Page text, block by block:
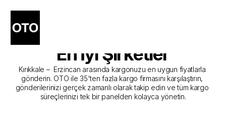
Kırıkkale - Erzincan Kargo
Gönderim Hizmeti Sunan
En İyi Şirketler
Kırıkkale –  Erzincan arasında kargonuzu en uygun fiyatlarla
gönderin. OTO ile 35'ten fazla kargo firmasını karşılaştırın,
gönderilerinizi gerçek zamanlı olarak takip edin ve tüm kargo
süreçlerinizi tek bir panelden kolayca yönetin.